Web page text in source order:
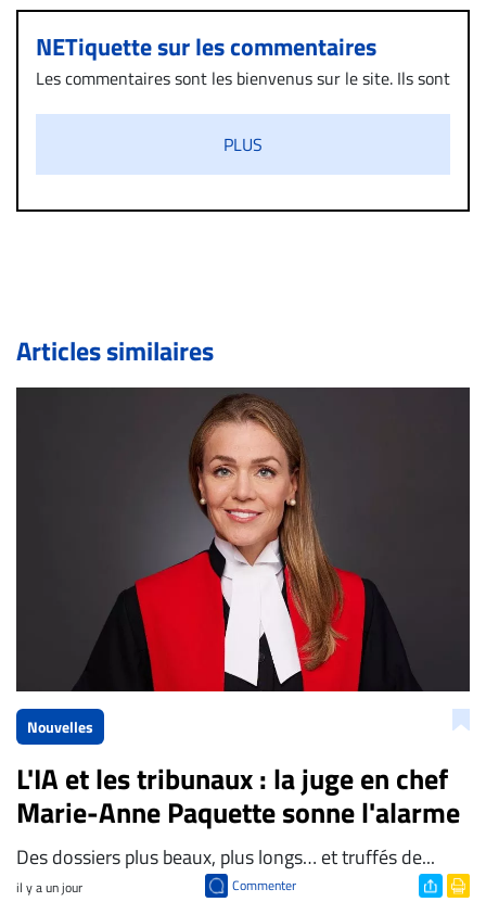
NETiquette sur les commentaires
Les commentaires sont les bienvenus sur le site. Ils sont
diffamatoire. Si malgré cette politique de modération,
un commentaire publié sur le site vous dérange, prenez
immédiatement contact par courriel (info@droit-
de validation, un droit de réponse.
Bien à vous,
La Rédaction de Droit-inc.com
PLUS
Articles similaires
Nouvelles
L'IA et les tribunaux : la juge en chef
Marie-Anne Paquette sonne l'alarme
Des dossiers plus beaux, plus longs… et truffés de...
il y a un jour Commenter